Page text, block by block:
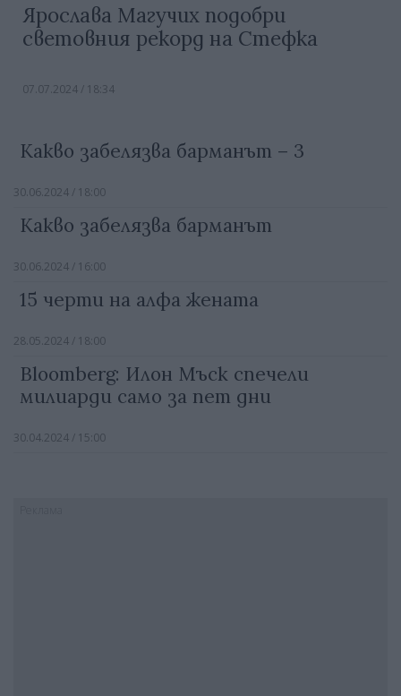
Ярослава Магучих подобри
световния рекорд на Стефка
07.07.2024 / 18:34
Какво забелязва барманът – 3
30.06.2024 / 18:00
Какво забелязва барманът
30.06.2024 / 16:00
15 черти на алфа жената
28.05.2024 / 18:00
Bloomberg: Илон Мъск спечели
милиарди само за пет дни
30.04.2024 / 15:00